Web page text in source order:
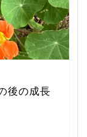
後の成長